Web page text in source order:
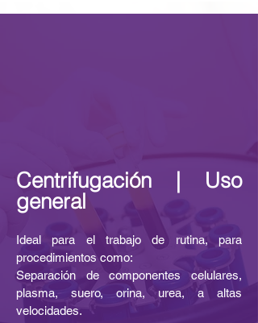
Centrifugación | Uso
general
Ideal para el trabajo de rutina, para
procedimientos como:
Separación de componentes celulares,
plasma, suero, orina, urea, a altas
velocidades.